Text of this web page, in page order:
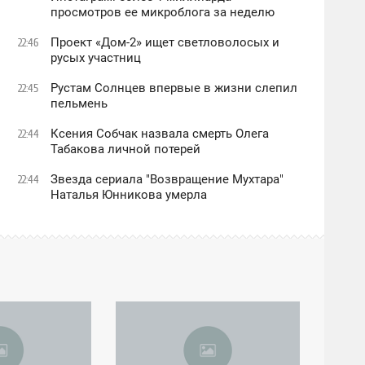
просмотров ее микроблога за неделю
22:46
Проект «Дом-2» ищет светловолосых и
русых участниц
22:45
Рустам Солнцев впервые в жизни слепил
пельмень
22:44
Ксения Собчак назвала смерть Олега
Табакова личной потерей
22:44
Звезда сериала "Возвращение Мухтара"
Наталья Юнникова умерла